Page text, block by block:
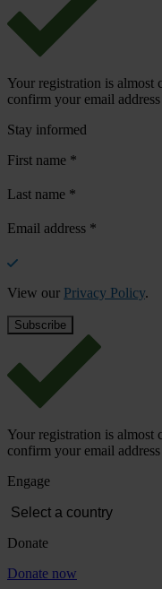
Your registration is almost
confirm your email
Stay informed
First name *
Last name *
Email address *
View our Privacy Policy.
Your registration is almost
confirm your email
Engage
Donate
Donate now